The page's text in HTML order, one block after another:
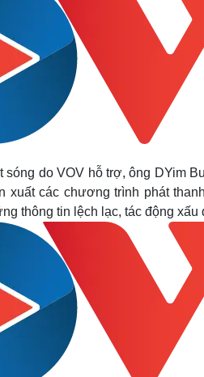
do VOV hỗ trợ, ông DYim
xuất các chương trình phát
thông tin lệch lạc, tác động